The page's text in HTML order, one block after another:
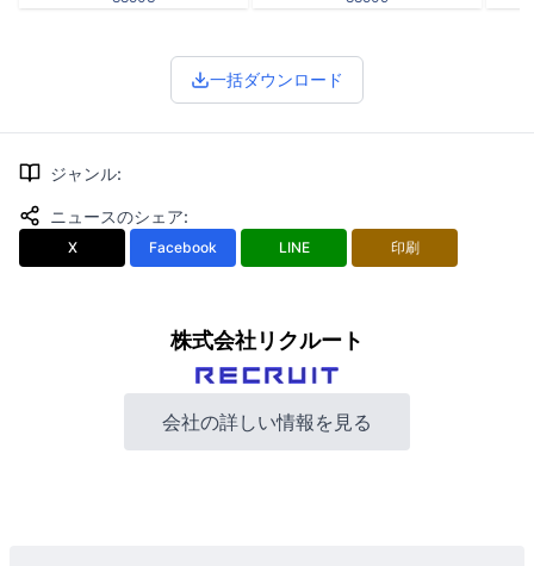
一括ダウンロード
ジャンル:
ニュースのシェア:
X Facebook LINE 印刷
株式会社リクルート
会社の詳しい情報を見る